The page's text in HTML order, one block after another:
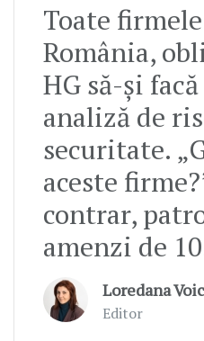
Toate
România,
HG să-și
analiză de
securitate.
aceste
contrar,
amenzi de
Loredana
Editor